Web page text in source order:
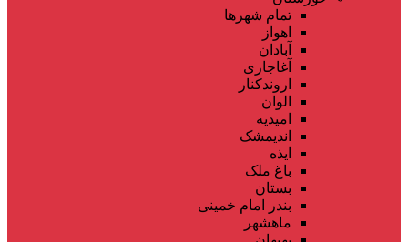
تمام شهر‌ها
اهواز
آبادان
آغاجاری
اروندکنار
الوان
امیدیه
اندیمشک
ایذه
باغ ملک
بستان
بندر امام خمینی
ماهشهر